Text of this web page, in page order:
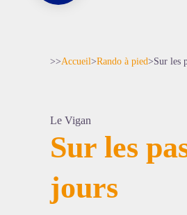
>>Accueil>Rando à pied>Sur les
Le Vigan
Sur les
jours